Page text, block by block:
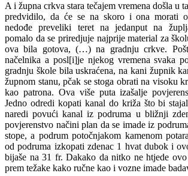
A i župna crkva stara tečajem vremena došla u
predvidilo, da će se na skoro i ona morati
nedođe preveliki teret na jedanput na
pomalo da se priredjuje najprije material za
ova bila gotova, (…) na gradnju crkve.
načelnika a posl[i]je njekog vremena svaka
gradnju škole bila uskraćena, na kani župnik
župnom stanu, pčak se stoga obrati na visoku
kao patrona. Ova više puta izašalje
Jedno odredi kopati kanal do križa što bi
naredi povući kanal iz podruma u bližnji
povjerenstvo načini plan da se imade iz
stope, a podrum potočnjakom kamenom
od podruma izkopati zdenac 1 hvat dubok i
bijaše na 31 fr. Dakako da nitko ne htjede
prem težake kako ručne kao i vozne imade